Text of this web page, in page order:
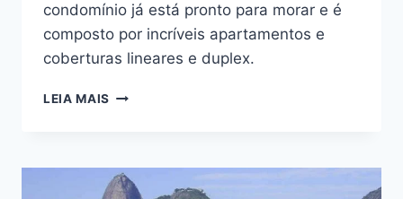
condomínio já está pronto para morar e é
composto por incríveis apartamentos e
coberturas lineares e duplex.
LEIA MAIS DESCUBRA
A
PENA